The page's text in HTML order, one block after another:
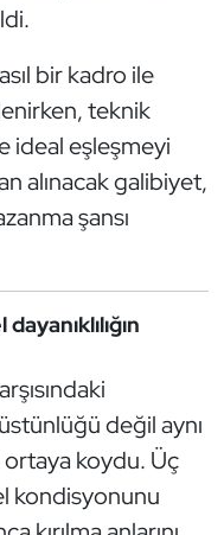
bir kadro ile
teknik
ideal eşleşmeyi
alınacak galibiyet,
şansı
değil aynı
koydu. Üç
kondisyonunu